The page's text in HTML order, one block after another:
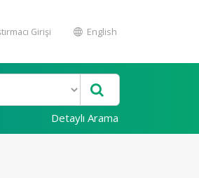
Girişi English
Detaylı Arama